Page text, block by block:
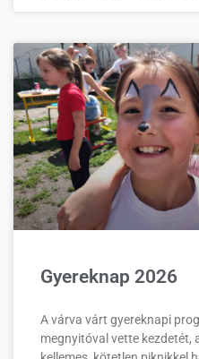
Gyereknap 2026
A várva várt gyereknapi
megnyitóval vette kezdetét,